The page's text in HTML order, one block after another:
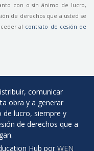
con o sin ánimo de lucro,
de derechos que a usted se
al contrato de cesión de
comunicar
obra y a generar
lucro, siempre y
de derechos que a
Hub por WEN